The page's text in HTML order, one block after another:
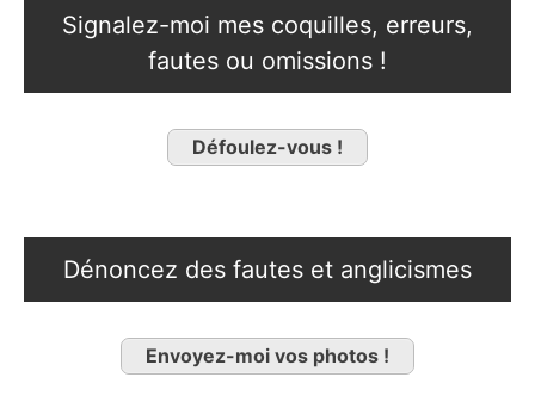
Signalez-moi mes coquilles, erreurs,
fautes ou omissions !
Défoulez-vous !
Dénoncez des fautes et anglicismes
Envoyez-moi vos photos !